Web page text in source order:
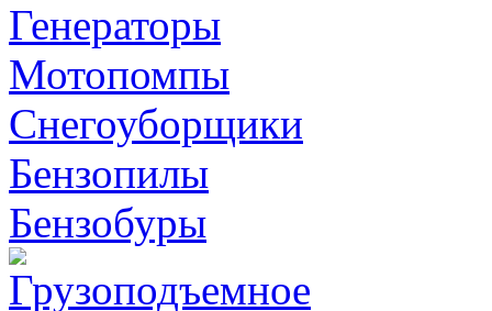
Генераторы
Мотопомпы
Снегоуборщики
Бензопилы
Бензобуры